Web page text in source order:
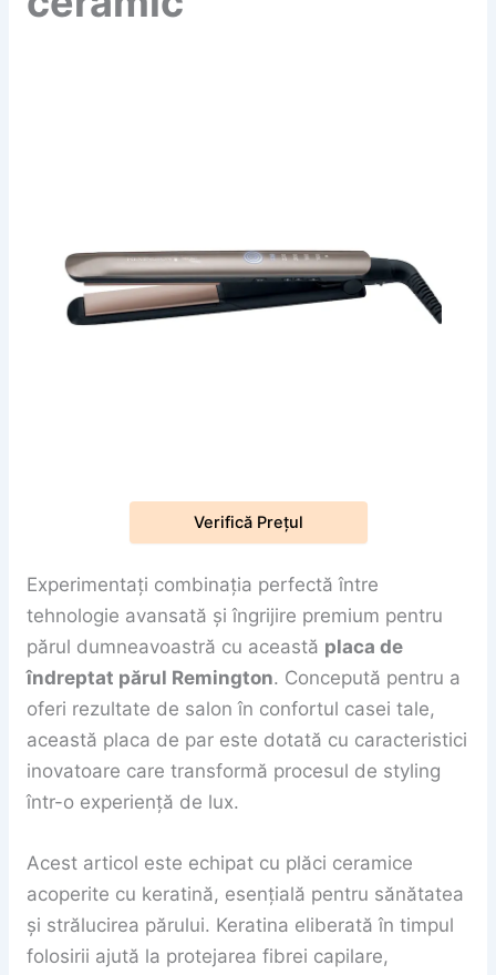
Verifică Prețul
Experimentați combinația perfectă între
tehnologie avansată și îngrijire premium pentru
părul dumneavoastră cu această placa de
îndreptat părul Remington. Concepută pentru a
oferi rezultate de salon în confortul casei tale,
această placa de par este dotată cu caracteristici
inovatoare care transformă procesul de styling
într-o experiență de lux.
Acest articol este echipat cu plăci ceramice
acoperite cu keratină, esențială pentru sănătatea
și strălucirea părului. Keratina eliberată în timpul
folosirii ajută la protejarea fibrei capilare,